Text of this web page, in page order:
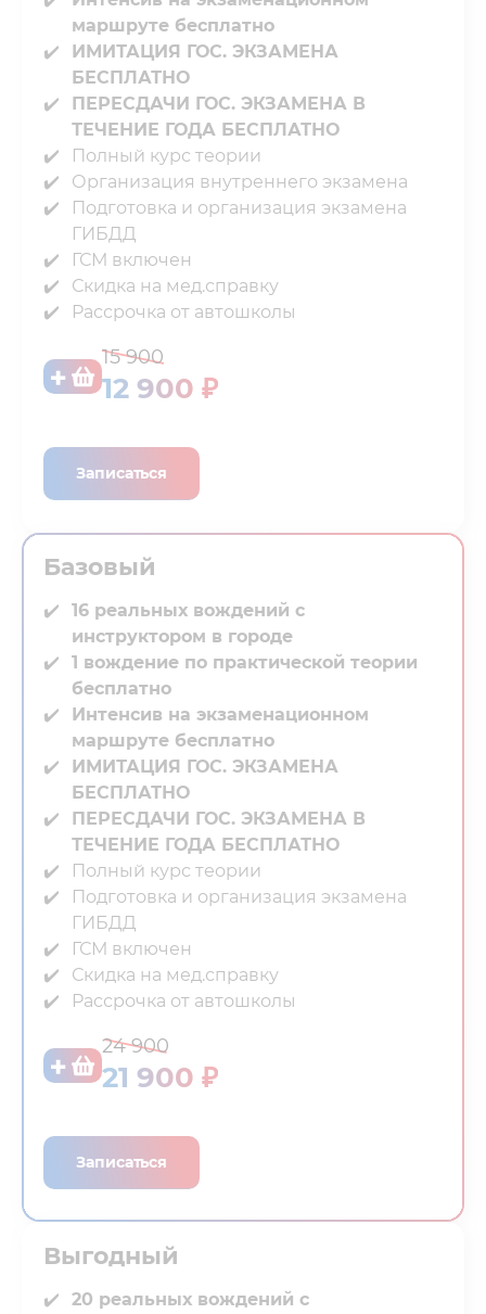
маршруте бесплатно
ИМИТАЦИЯ ГОС. ЭКЗАМЕНА
БЕСПЛАТНО
ПЕРЕСДАЧИ ГОС. ЭКЗАМЕНА В
ТЕЧЕНИЕ ГОДА БЕСПЛАТНО
Полный курс теории⁣⁣
Организация внутреннего экзамена⁣⁣
Подготовка и организация экзамена
ГИБДД⁣⁣
ГСМ включен⁣⁣
Скидка на мед.справку⁣⁣
Рассрочка от автошколы
15 900
12 900 ₽
Записаться
Базовый
16 реальных вождений с
инструктором в городе⁣⁣
1 вождение по практической теории
бесплатно
Интенсив на экзаменационном
маршруте бесплатно
ИМИТАЦИЯ ГОС. ЭКЗАМЕНА
БЕСПЛАТНО
ПЕРЕСДАЧИ ГОС. ЭКЗАМЕНА В
ТЕЧЕНИЕ ГОДА БЕСПЛАТНО
Полный курс теории⁣⁣
Подготовка и организация экзамена
ГИБДД⁣⁣
ГСМ включен⁣⁣
Скидка на мед.справку⁣⁣
Рассрочка от автошколы
24 900
21 900 ₽
Записаться
Выгодный⁣⁣
20 реальных вождений с